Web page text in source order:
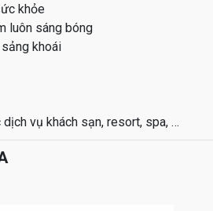
khỏe
luôn sáng bóng
khoái
vụ khách sạn, resort, spa, …